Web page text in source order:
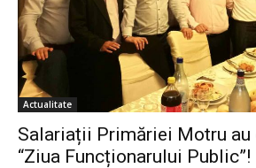
Actualitate
Salariații Primăriei Motru au
“Ziua Funcționarului Public”!